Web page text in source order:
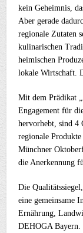
kein Geheimnis,
Aber gerade
regionale Zutaten
kulinarischen
heimischen
lokale Wirtschaft.
Mit dem Prädikat
Engagement für
hervorhebt, sind 4
regionale
Münchner
die Anerkennung
Die
eine gemeinsame
Ernährung,
DEHOGA Bayern.